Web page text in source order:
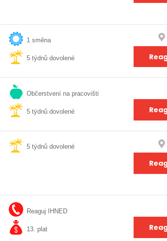
1 směna
5 týdnů dovolené
Občerstvení na pracovišti
5 týdnů dovolené
5 týdnů dovolené
Reaguj IHNED
13. plat